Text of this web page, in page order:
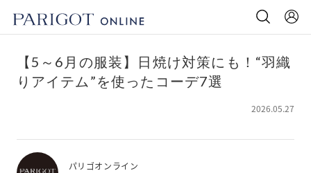
【5～6月の服装】日焼け対策にも！“羽織
りアイテム”を使ったコーデ7選
2026.05.27
パリゴオンライン